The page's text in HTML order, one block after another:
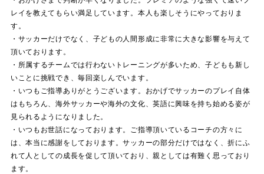
レイを教えてもらい満足しています。本人も楽しそうにやっておりま
す。
・サッカーだけでなく、子どもの人間形成に非常に大きな影響を与えて
頂いております。
・所属するチームでは行わないトレーニングが多いため、子どもも新し
いことに挑戦でき、毎回楽しんでいます。
・いつもご指導ありがとうございます。おかげでサッカーのプレイ自体
はもちろん、海外サッカーや海外の文化、英語に興味を持ち始める姿が
見られるようになりました。
・いつもお世話になっております。ご指導頂いているコーチの方々に
は、本当に感謝をしております。サッカーの部分だけではなく、折にふ
れて人としての成長を促して頂いており、親としては有難く思っており
ます。